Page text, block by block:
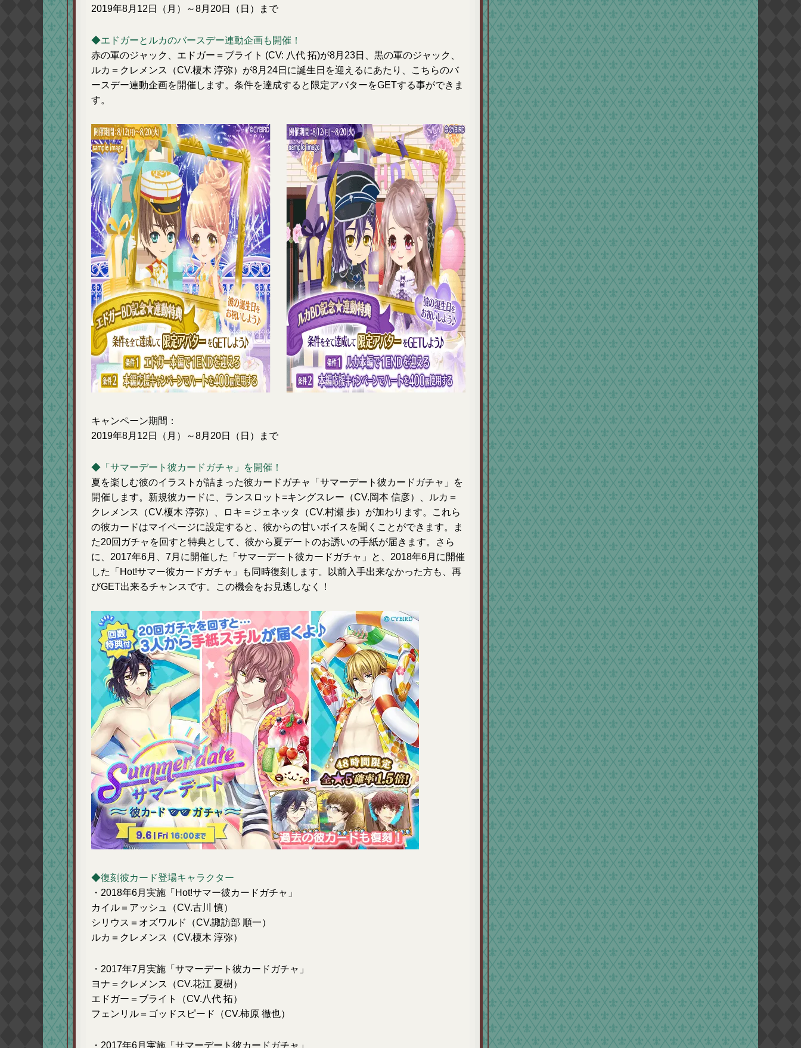
2019年8月12日（月）～8月20日（日）まで
◆エドガーとルカのバースデー連動企画も開催！
赤の軍のジャック、エドガー＝ブライト (CV: 八代 拓)が8月23日、黒の軍のジャック、
ルカ＝クレメンス（CV.榎木 淳弥）が8月24日に誕生日を迎えるにあたり、こちらのバ
ースデー連動企画を開催します。条件を達成すると限定アバターをGETする事ができま
す。
キャンペーン期間：
2019年8月12日（月）～8月20日（日）まで
◆「サマーデート彼カードガチャ」を開催！
夏を楽しむ彼のイラストが詰まった彼カードガチャ「サマーデート彼カードガチャ」を
開催します。新規彼カードに、ランスロット=キングスレー（CV.岡本 信彦）、ルカ＝
クレメンス（CV.榎木 淳弥）、ロキ＝ジェネッタ（CV.村瀬 歩）が加わります。これら
の彼カードはマイページに設定すると、彼からの甘いボイスを聞くことができます。ま
た20回ガチャを回すと特典として、彼から夏デートのお誘いの手紙が届きます。さら
に、2017年6月、7月に開催した「サマーデート彼カードガチャ」と、2018年6月に開催
した「Hot!サマー彼カードガチャ」も同時復刻します。以前入手出来なかった方も、再
びGET出来るチャンスです。この機会をお見逃しなく！
◆復刻彼カード登場キャラクター
・2018年6月実施「Hot!サマー彼カードガチャ」
カイル＝アッシュ（CV.古川 慎）
シリウス＝オズワルド（CV.諏訪部 順一）
ルカ＝クレメンス（CV.榎木 淳弥）
・2017年7月実施「サマーデート彼カードガチャ」
ヨナ＝クレメンス（CV.花江 夏樹）
エドガー＝ブライト（CV.八代 拓）
フェンリル＝ゴッドスピード（CV.柿原 徹也）
・2017年6月実施「サマーデート彼カードガチャ」